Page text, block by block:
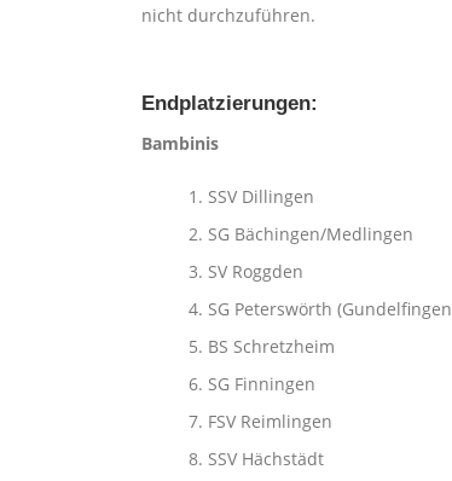
nicht durchzuführen.
Endplatzierungen:
SSV Dillingen 1.
SG Bächingen/
SV Roggden
SG Peterswörth
BS
SG
FSV
SSV